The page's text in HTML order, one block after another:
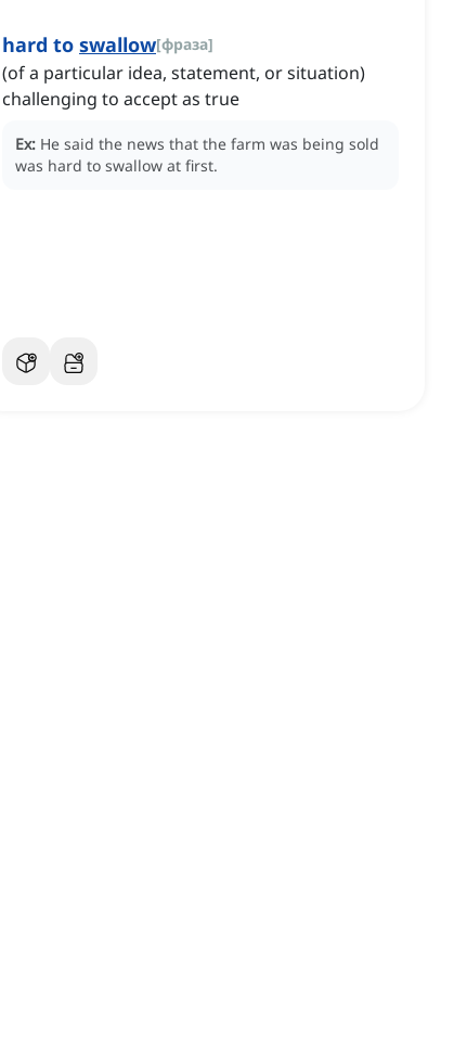
hard to swallow[фраза]
(of a particular idea, statement, or situation)
challenging to accept as true
Ex: He said the news that the farm was being sold
was hard to swallow at first.